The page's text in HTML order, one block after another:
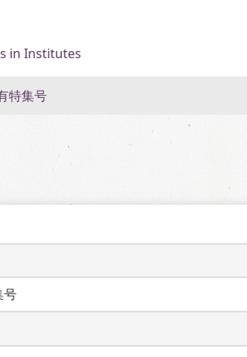
in Institutes
特集号
号